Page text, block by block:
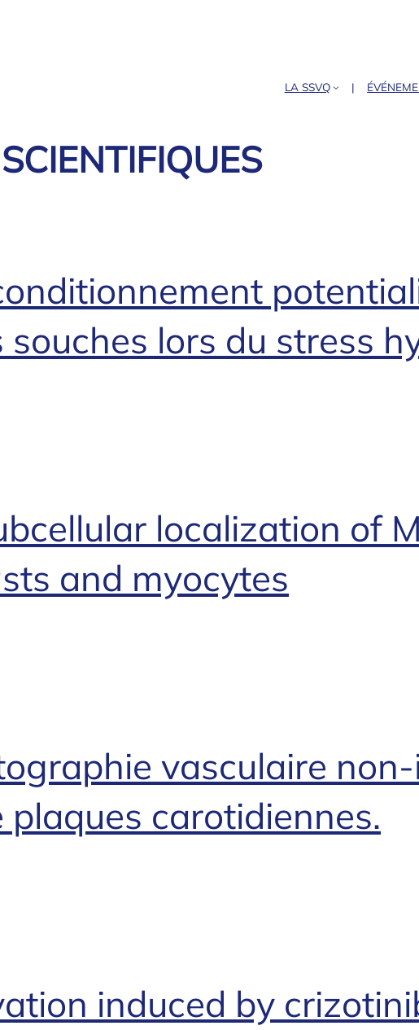
LA SSVQ
souches lors du stress
localization of
and myocytes
vasculaire
carotidiennes.
induced by